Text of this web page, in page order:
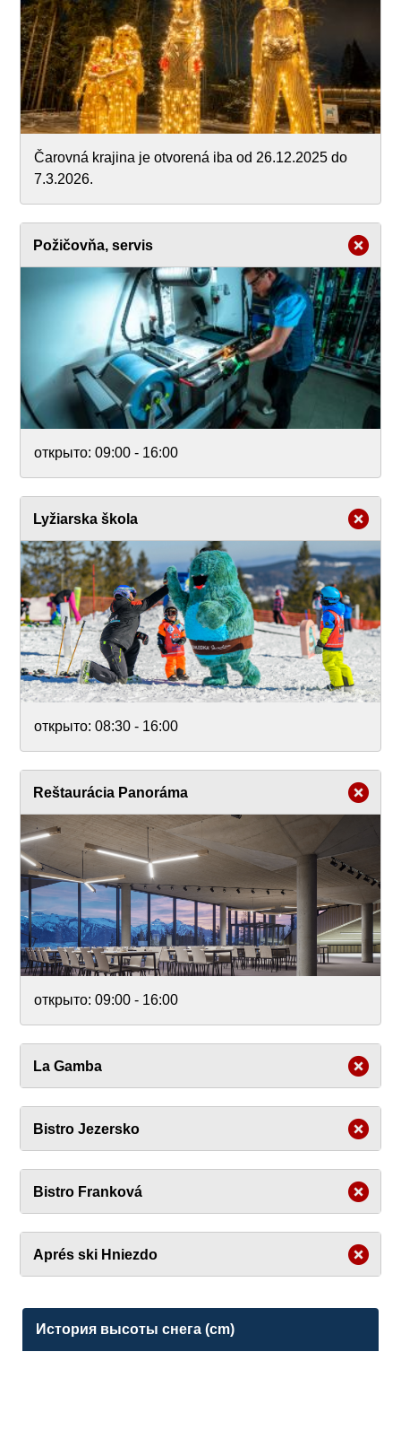
Čarovná krajina je otvorená iba od 26.12.2025 do
7.3.2026.
Požičovňa, servis
открыто: 09:00 - 16:00
Lyžiarska škola
открыто: 08:30 - 16:00
Reštaurácia Panoráma
открыто: 09:00 - 16:00
La Gamba
Bistro Jezersko
Bistro Franková
Aprés ski Hniezdo
История высоты снега (cm)